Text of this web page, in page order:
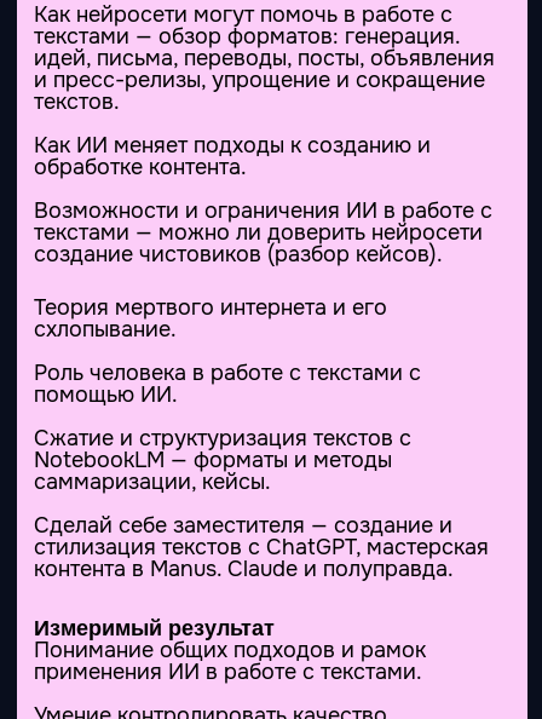
Купить b2b
Купить
Как быстро разобраться в чужой таблице.
Полезные фишки и лайфхаки.
Рабочая тетрадь с детальной фиксацией
Измеримый результат
понимание главных принципов постановки
задач для работы с данными с помощью
ИИ.
определение границ применимости — к
каким задачам вашего финдиректора ИИ
овладение приемом «формулы без
формул».
Подготовка к работе, технические вопросы
и ограничения.
Как работать в Excel в «режиме Бога», не
зная формул, функций и макросов.
Юрий
Рапопорт
Спикеры
Работа с табличными данными в
Excel в связке с LLM
Столбцы и строки
Дмитрий
Вахитов